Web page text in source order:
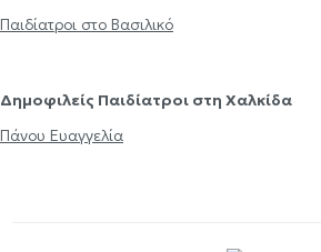
Παιδίατροι στο Βασιλικό
Δημοφιλείς Παιδίατροι στη Χαλκίδα
Πάνου Ευαγγελία